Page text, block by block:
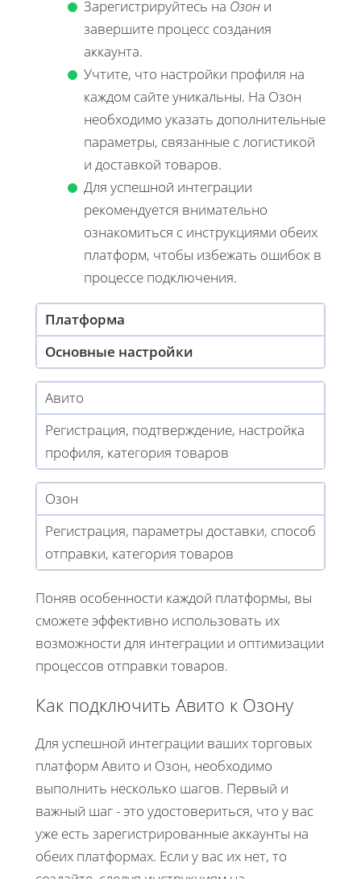
Зарегистрируйтесь на Озон и
завершите процесс создания
аккаунта.
Учтите, что настройки профиля на
каждом сайте уникальны. На Озон
необходимо указать дополнительные
параметры, связанные с логистикой
и доставкой товаров.
Для успешной интеграции
рекомендуется внимательно
ознакомиться с инструкциями обеих
платформ, чтобы избежать ошибок в
процессе подключения.
Платформа
Основные настройки
Авито
Регистрация, подтверждение, настройка
профиля, категория товаров
Озон
Регистрация, параметры доставки, способ
отправки, категория товаров
Поняв особенности каждой платформы, вы
сможете эффективно использовать их
возможности для интеграции и оптимизации
процессов отправки товаров.
Как подключить Авито к Озону
Для успешной интеграции ваших торговых
платформ Авито и Озон, необходимо
выполнить несколько шагов. Первый и
важный шаг - это удостовериться, что у вас
уже есть зарегистрированные аккаунты на
обеих платформах. Если у вас их нет, то